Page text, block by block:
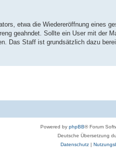
etwa die Wiedereröffnung eines
geahndet. Sollte ein User mit der
Das Staff ist grundsätzlich dazu
Powered by phpBB® Forum
Deutsche Übersetzung
Datenschutz|